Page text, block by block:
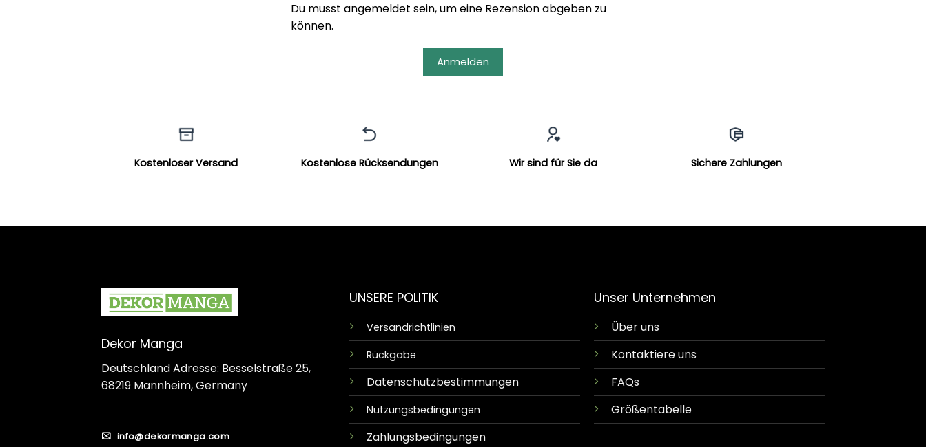
Du musst angemeldet sein, um eine Rezension abgeben zu
können.
Anmelden
Kostenloser Versand Kostenlose Rücksendungen Wir sind für Sie da Sichere Zahlungen
Dekor Manga
Deutschland Adresse: Besselstraße 25,
68219 Mannheim, Germany
info@dekormanga.com
UNSERE POLITIK
Versandrichtlinien
Rückgabe
Datenschutzbestimmungen
Nutzungsbedingungen
Zahlungsbedingungen
Unser Unternehmen
Über uns
Kontaktiere uns
FAQs
Größentabelle